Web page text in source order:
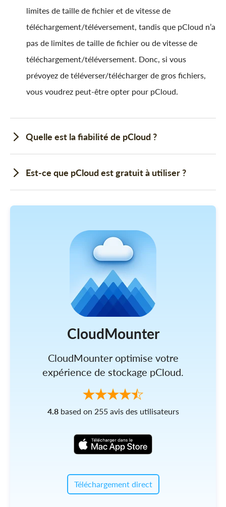
limites de taille de fichier et de vitesse de
téléchargement/téléversement, tandis que pCloud n’a
pas de limites de taille de fichier ou de vitesse de
téléchargement/téléversement. Donc, si vous
prévoyez de téléverser/télécharger de gros fichiers,
vous voudrez peut-être opter pour pCloud.
Quelle est la fiabilité de pCloud ?
Est-ce que pCloud est gratuit à utiliser ?
CloudMounter
CloudMounter optimise votre
expérience de stockage pCloud.
4.8based on 255 avis des utilisateurs
Téléchargement direct